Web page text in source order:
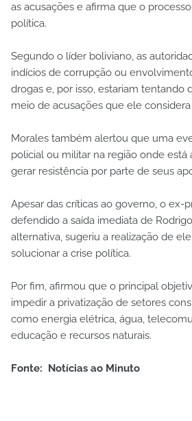
as acusações e afirma que o
política.
Segundo o líder boliviano, as
indícios de corrupção ou
drogas e, por isso, estariam tentando
meio de acusações que ele
Morales também alertou que uma
policial ou militar na região onde está
gerar resistência por parte de seus
Apesar das críticas ao governo, o ex-
defendido a saída imediata de
alternativa, sugeriu a realização de
solucionar a crise política.
Por fim, afirmou que o principal
impedir a privatização de setores
como energia elétrica, água,
educação e recursos naturais.
Fonte: Notícias ao Minuto